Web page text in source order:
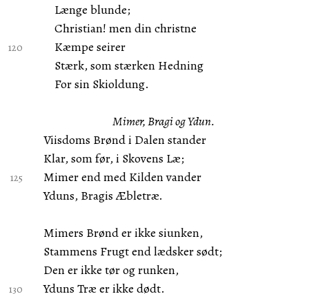
Længe blunde;
Christian! men din christne
Kæmpe seirer
Stærk, som stærken Hedning
For sin Skioldung.
Mimer, Bragi og Ydun.
Viisdoms Brønd i Dalen stander
Klar, som før, i Skovens Læ;
Mimer end med Kilden vander
Yduns, Bragis Æbletræ.
Mimers Brønd er ikke siunken,
Stammens Frugt end lædsker sødt;
Den er ikke tør og runken,
Yduns Træ er ikke dødt.